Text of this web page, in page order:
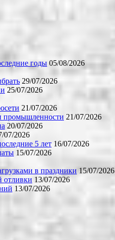
годы 05/08/2026
29/07/2026
25/07/2026
21/07/2026
промышленности 21/07/2026
20/07/2026
07/2026
5 лет 16/07/2026
15/07/2026
в праздники 15/07/2026
отливки 13/07/2026
13/07/2026